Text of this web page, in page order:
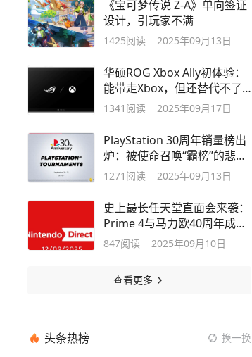
《宝可梦传说 Z-A》单向签证
设计，引玩家不满
1425阅读 2025年09月13日
华硕ROG Xbox Ally初体验：
能带走Xbox，但还替代不了
Switch 2
1341 阅读 2025年09月17日
PlayStation 30周年销量榜出
炉：被使命召唤“霸榜”的悲哀
现实
1271 阅读 2025年09月13日
史上最长任天堂直面会来袭：
Prime 4与马力欧40周年成最
大看点
847阅读 2025年09月10日
查看更多
头条热榜 换一换